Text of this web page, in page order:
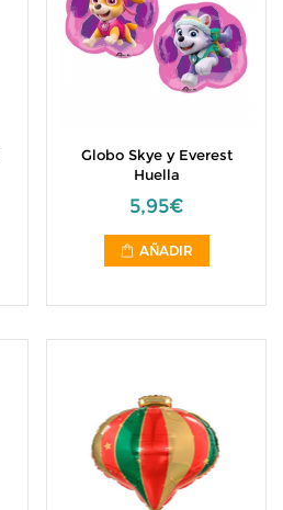
Globo Skye y Everest
Huella
5,95€
AÑADIR